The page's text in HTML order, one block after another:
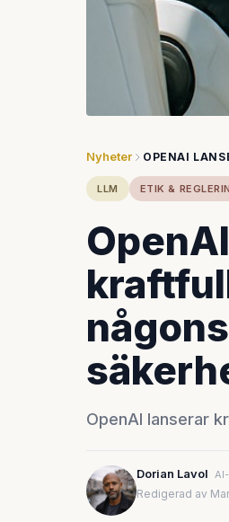
Nyheter OPENAI
LLM ETIK &
OpenAI lanserar
Dorian Lavol
Redigerad av